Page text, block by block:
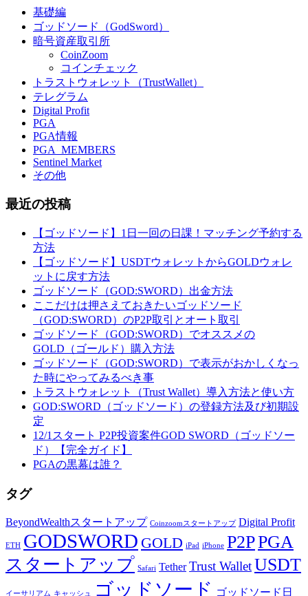
基礎編
ゴッドソード（GodSword）
暗号資産取引所
CoinZoom
コインチェック
トラストウォレット（TrustWallet）
テレグラム
Digital Profit
PGA
PGA情報
PGA_MEMBERS
Sentinel Market
その他
最近の投稿
【ゴッドソード】1日一回の日課！マッチング予約する
方法
【ゴッドソード】USDTウォレットからGOLDウォレ
ットに戻す方法
ゴッドソード（GOD:SWORD）出金方法
ここだけは押さえておきたいゴッドソード
（GOD:SWORD）のP2P取引とオート取引
ゴッドソード（GOD:SWORD）でオススメの
GOLD（ゴールド）購入方法
ゴッドソード（GOD:SWORD）で表示がおかしくなっ
た時にやってみるべき事
トラストウォレット（Trust Wallet）導入方法と使い方
GOD:SWORD（ゴッドソード）の登録方法及び初期設
定
12/1スタート P2P投資案件GOD SWORD（ゴッドソー
ド）【完全ガイド】
PGAの黒幕は誰？
タグ
BeyondWealthスタートアップ Coinzoomスタートアップ Digital Profit
ETH GODSWORD GOLD iPad iPhone P2PPGA
スタートアップ Safari Tether Trust WalletUSDT
イーサリアム キャッシュ ゴッドソード ゴッドソード日